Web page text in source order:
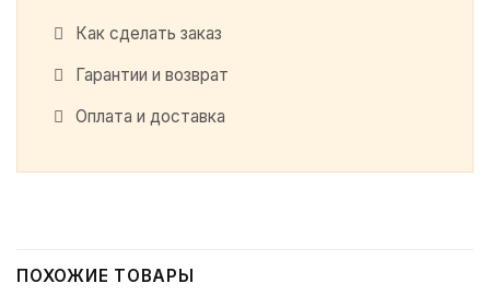
Как сделать заказ
Гарантии и возврат
Оплата и доставка
ПОХОЖИЕ ТОВАРЫ